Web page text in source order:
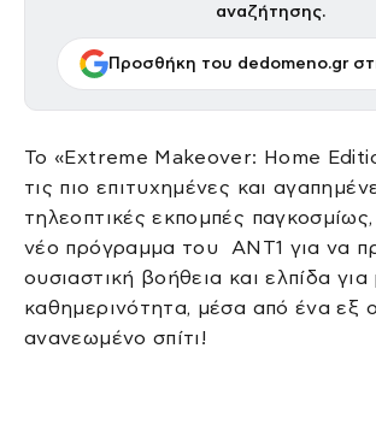
αναζήτησης.
Προσθήκη του dedomeno.gr
Το «Extreme Makeover: Home
τις πιο επιτυχημένες και
τηλεοπτικές εκπομπές
νέο πρόγραμμα του ΑΝΤ1 για να
ουσιαστική βοήθεια και ελπίδα
καθημερινότητα, μέσα από ένα εξ
ανανεωμένο σπίτι!